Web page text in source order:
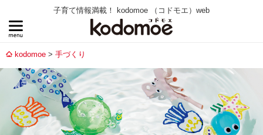
子育て情報満載！ kodomoe （コドモエ）web
kodomoe 手づくり